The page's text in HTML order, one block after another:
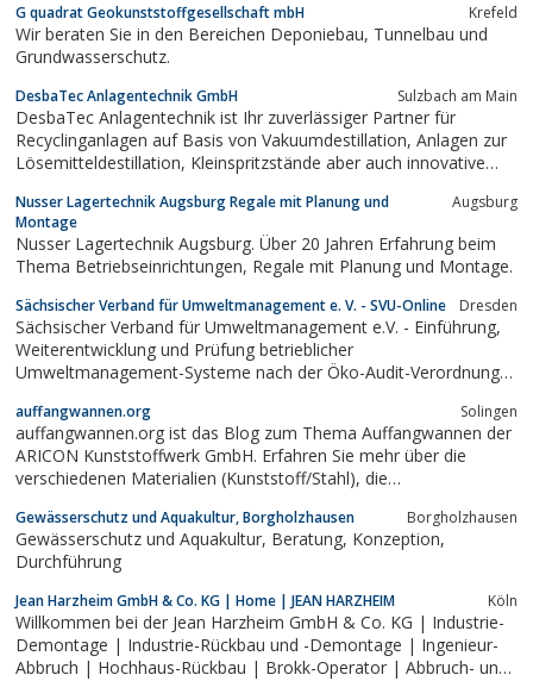
G quadrat Geokunststoffgesellschaft mbH Krefeld
Wir beraten Sie in den Bereichen Deponiebau, Tunnelbau und
Grundwasserschutz.
DesbaTec Anlagentechnik GmbH Sulzbach am Main
DesbaTec Anlagentechnik ist Ihr zuverlässiger Partner für
Recyclinganlagen auf Basis von Vakuumdestillation, Anlagen zur
Lösemitteldestillation, Kleinspritzstände aber auch innovative
Anlagen sind speziell auf Ihre Bedürfnisse zugeschnitten und
gefertigt.
Nusser Lagertechnik Augsburg Regale mit Planung und
Montage
Augsburg
Nusser Lagertechnik Augsburg. Über 20 Jahren Erfahrung beim
Thema Betriebseinrichtungen, Regale mit Planung und Montage.
Sächsischer Verband für Umweltmanagement e. V. - SVU-Online Dresden
Sächsischer Verband für Umweltmanagement e.V. - Einführung,
Weiterentwicklung und Prüfung betrieblicher
Umweltmanagement-Systeme nach der Öko-Audit-Verordnung
auffangwannen.org Solingen
auffangwannen.org ist das Blog zum Thema Auffangwannen der
ARICON Kunststoffwerk GmbH. Erfahren Sie mehr über die
verschiedenen Materialien (Kunststoff/Stahl), die
Flachbodenwannen mit PP-Gitterrost usw. Wir haben
Informationen zum Gefahrstofflager für Sie zusammen
getragen...
Gewässerschutz und Aquakultur, Borgholzhausen Borgholzhausen
Gewässerschutz und Aquakultur, Beratung, Konzeption,
Durchführung
Jean Harzheim GmbH & Co. KG | Home | JEAN HARZHEIM Köln
Willkommen bei der Jean Harzheim GmbH & Co. KG | Industrie-
Demontage | Industrie-Rückbau und -Demontage | Ingenieur-
Abbruch | Hochhaus-Rückbau | Brokk-Operator | Abbruch- und